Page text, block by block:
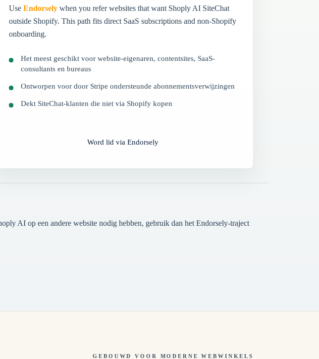
Use Endorsely when you refer websites that want Shoply AI SiteChat
outside Shopify. This path fits direct SaaS subscriptions and non-Shopify
onboarding.
Het meest geschikt voor website-eigenaren, contentsites, SaaS-
consultants en bureaus
Ontworpen voor door Stripe ondersteunde abonnementsverwijzingen
Dekt SiteChat-klanten die niet via Shopify kopen
Word lid via Endorsely
AI op een andere website nodig hebben, gebruik dan het Endorsely-traject
GEBOUWD VOOR MODERNE WEBWINKELS